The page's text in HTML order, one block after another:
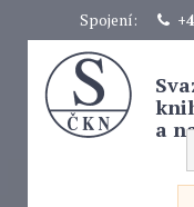
Spojení:
a